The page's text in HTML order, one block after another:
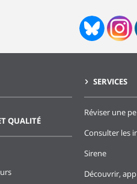
QUALITÉ
SERVICES
Réviser une
Consulter les
Sirene
Découvrir,